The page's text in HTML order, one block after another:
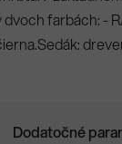
dvoch farbách: -
Dodatočné